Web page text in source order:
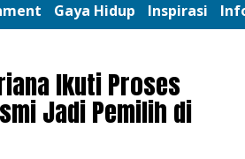
Gaya Hidup Inspirasi
Ikuti Proses
Jadi Pemilih di